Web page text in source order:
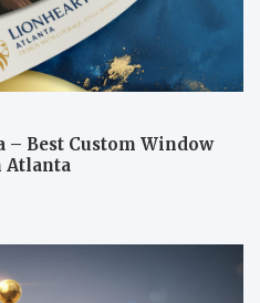
Best Custom Window
Atlanta